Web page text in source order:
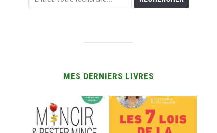
MES DERNIERS LIVRES